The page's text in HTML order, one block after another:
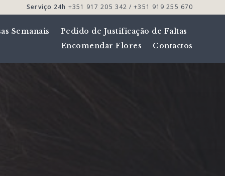
Serviço 24h +351 917 205 342 / +351 919 255 670
Semanais
Pedido de Justificação de Faltas
Encomendar Flores
Contactos